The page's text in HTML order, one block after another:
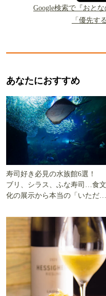
Google検索で『おと
「優先す
あなたにおすすめ
寿司好き必見の水族館6選！
ブリ、シラス、ふな寿司…食文
化の展示から本当の「いただき